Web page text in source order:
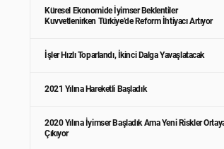
Küresel Ekonomide İyimser Beklentiler
Kuvvetlenirken Türkiye’de Reform İhtiyacı Artıyor
İşler Hızlı Toparlandı, İkinci Dalga Yavaşlatacak
2021 Yılına Hareketli Başladık
2020 Yılına İyimser Başladık Ama Yeni Riskler
Çıkıyor